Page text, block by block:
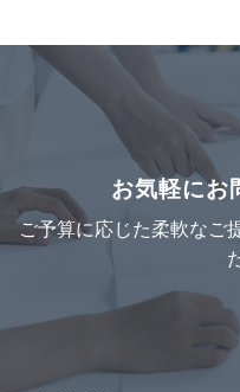
お気軽にお
ご予算に応じた柔軟なご